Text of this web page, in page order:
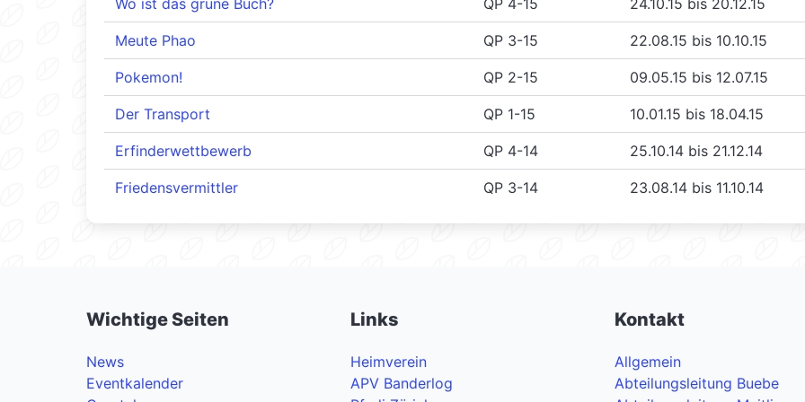
Wo ist das grüne Buch? QP 4-15 24.10.15 bis 20.12.15
Meute Phao QP 3-15 22.08.15 bis 10.10.15
Pokemon! QP 2-15 09.05.15 bis 12.07.15
Der Transport QP 1-15 10.01.15 bis 18.04.15
Erfinderwettbewerb QP 4-14 25.10.14 bis 21.12.14
Friedensvermittler QP 3-14 23.08.14 bis 11.10.14
Wichtige Seiten
News
Eventkalender
Links
Heimverein
APV Banderlog
Kontakt
Allgemein
Abteilungsleitung Buebe